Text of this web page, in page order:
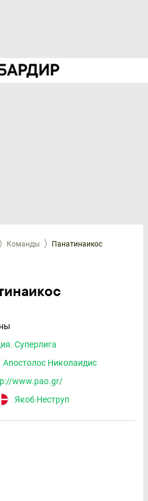
Команды Панатинаикос
Суперлига
Апостолос Николаидис
www.pao.gr/
Якоб Неструп